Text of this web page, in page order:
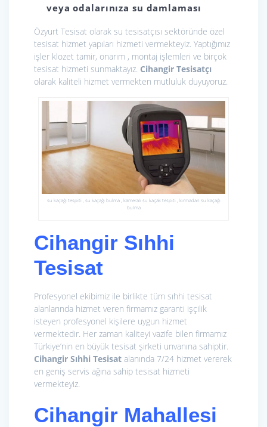
veya odalarınıza su damlaması
Özyurt Tesisat olarak su tesisatçısı sektöründe özel
tesisat hizmet yapıları hizmeti vermekteyiz. Yaptığımız
işler klozet tamir, onarım , montaj işlemleri ve birçok
tesisat hizmeti sunmaktayız. Cihangir Tesisatçı
olarak kaliteli hizmet vermekten mutluluk duyuyoruz.
su kaçağı tespiti , su kaçağı bulma , kameralı su kaçak tespiti , kırmadan su kaçağı
bulma
Cihangir Sıhhi
Tesisat
Profesyonel ekibimiz ile birlikte tüm sıhhi tesisat
alanlarında hizmet veren firmamız garanti işçilik
isteyen profesyonel kişilere uygun hizmet
vermektedir. Her zaman kaliteyi vazife bilen firmamız
Türkiye’nin en büyük tesisat şirketi unvanına sahiptir.
Cihangir Sıhhi Tesisat alanında 7/24 hizmet vererek
en geniş servis ağına sahip tesisat hizmeti
vermekteyiz.
Cihangir Mahallesi